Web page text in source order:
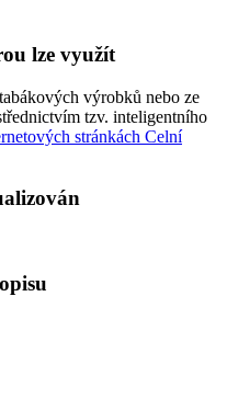
lze využít
výrobků nebo ze
tzv. inteligentního
stránkách Celní